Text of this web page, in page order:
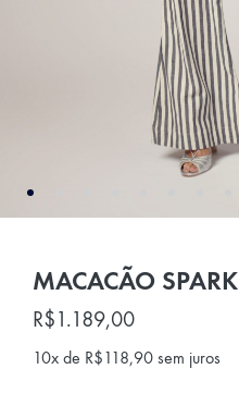
MACACÃO SPARK
R$1.189,00
10x de R$118,90 sem juros